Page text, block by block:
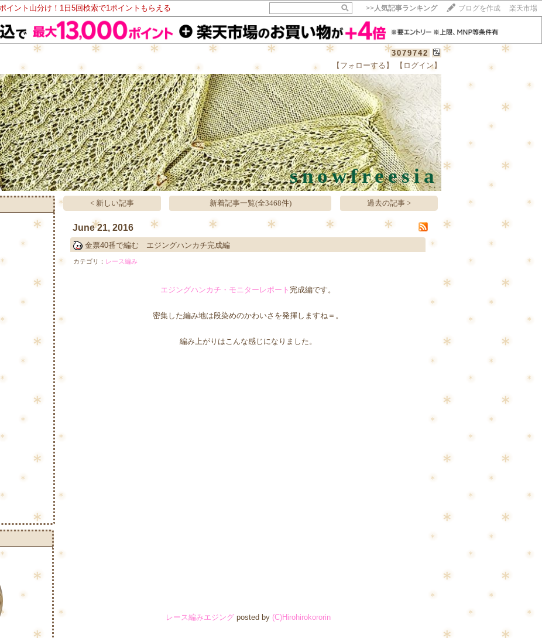
イント山分け！1日5回検索で1ポイントもらえる >>人気記事ランキング ブログを作成 楽天市場
3079742
【フォローする】 【ログイン】
snowfreesia
15記事にいいね！で1ポイント
いいね!
< 新しい記事 新着記事一覧(全3468件) 過去の記事 >
June 21, 2016
金票40番で編む エジングハンカチ完成編
カテゴリ： レース編み
エジングハンカチ・モニターレポート完成編です。
密集した編み地は段染めのかわいさを発揮しますね＝。
編み上がりはこんな感じになりました。
レース編みエジングposted by (C)Hirohirokororin